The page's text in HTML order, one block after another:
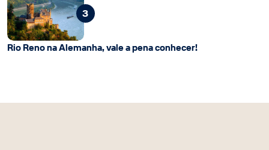
3
Rio Reno na Alemanha, vale a pena conhecer!